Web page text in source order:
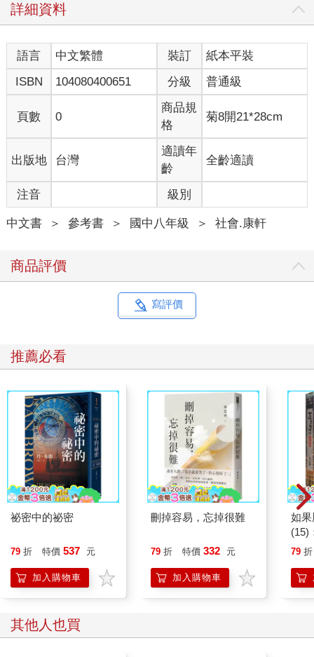
詳細資料
語言 中文繁體 裝訂
紙本平裝
ISBN
104080400651 分級 普通級
頁數 0
商品規
格
菊8開21*28cm
出版地 台灣
適讀年
齡
全齡適讀
注音 級別
中文書 ＞ 參考書 ＞ 國中八年級 ＞ 社會.康軒
商品評價
寫評價
推薦必看
祕密中的祕密
79 折 特價 537 元
加入購物車
刪掉容易，忘掉很難
79 折 特價 332 元
加入購物車
如
(15)
貓
79 折
其他人也買